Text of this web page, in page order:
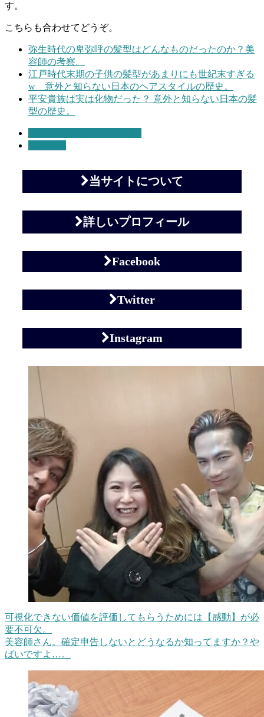
す。
こちらも合わせてどうぞ。
弥生時代の卑弥呼の髪型はどんなものだったのか？美
容師の考察。
江戸時代末期の子供の髪型があまりにも世紀末すぎる
w 意外と知らない日本のヘアスタイルの歴史。
平安貴族は実は化物だった？ 意外と知らない日本の髪
型の歴史。
当サイトについて
詳しいプロフィール
Facebook
Twitter
Instagram
可視化できない価値を評価してもらうためには【感動】が必
要不可欠。
美容師さん。確定申告しないとどうなるか知ってますか？や
ばいですよ…。